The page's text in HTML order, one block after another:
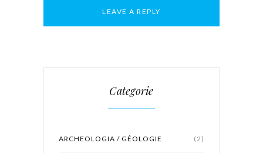
Categorie
ARCHEOLOGIA / GÉOLOGIE (2)